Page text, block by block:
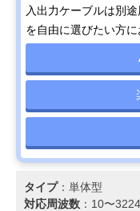
入出力ケーブルは別
を自由に選びたい方に
タイプ：単体型
対応周波数 ：10〜